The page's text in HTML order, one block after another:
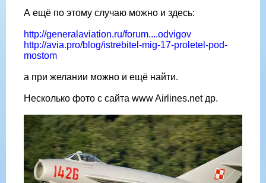
А ещё по этому случаю можно и здесь:
http://generalaviation.ru/forum....odvigov
http://avia.pro/blog/istrebitel-mig-17-proletel-pod-
mostom
а при желании можно и ещё найти.
Несколько фото с сайта www Airlines.net др.